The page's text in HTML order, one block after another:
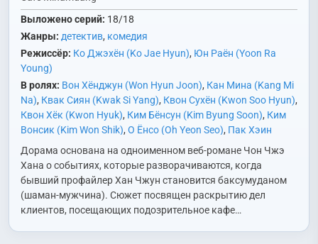
Выложено серий: 18/18
Жанры: детектив, комедия
Режиссёр: Ко Джэхён (Ko Jae Hyun), Юн Раён (Yoon Ra
Young)
В ролях: Вон Хёнджун (Won Hyun Joon), Кан Мина (Kang Mi
Na), Квак Сиян (Kwak Si Yang), Квон Сухён (Kwon Soo Hyun),
Квон Хёк (Kwon Hyuk), Ким Бёнсун (Kim Byung Soon), Ким
Вонсик (Kim Won Shik),О Ёнсо (Oh Yeon Seo), Пак Хэин
(Park Hae In)
,Пэк Сыник (Baek
Seung Ik)
Со Ингук (Seo In Gook)
Хван Джинхи/Хван
Усыльхе (Hwang Jin Hee/Hwang Woo Seul Hye)
(Heo Jae Ho)
, Чон Даын (Jung Da Eun)
Чон Мансик (Jung
Man Shik)
, Чон Хаджун (Jung Ha Joon)
Чон Ынпё (Jung Eun
Дорама основана на одноименном веб-романе Чон Чжэ
Хана о событиях, которые разворачиваются, когда
бывший профайлер Хан Чжун становится баксумуданом
(шаман-мужчина). Сюжет посвящен раскрытию дел
клиентов, посещающих подозрительное кафе…